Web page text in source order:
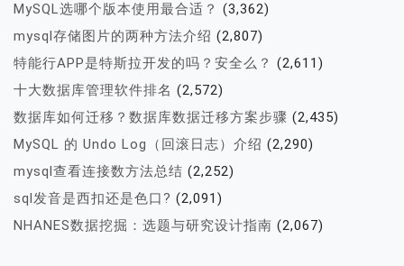
MySQL选哪个版本使用最合适？ (3,362)
mysql存储图片的两种方法介绍 (2,807)
特能行APP是特斯拉开发的吗？安全么？ (2,611)
十大数据库管理软件排名 (2,572)
数据库如何迁移？数据库数据迁移方案步骤 (2,435)
MySQL 的 Undo Log（回滚日志）介绍 (2,290)
mysql查看连接数方法总结 (2,252)
sql发音是西扣还是色口? (2,091)
NHANES数据挖掘：选题与研究设计指南 (2,067)